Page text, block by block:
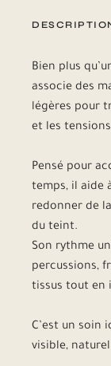
Bien plus
associe des
légères pour
et les
Pensé pour
temps, il aide
redonner de
du teint.
Son rythme
percussions,
tissus tout en
C’est un soin
visible,